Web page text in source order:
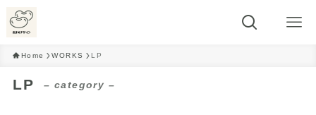
Home WORKS LP
LP – category –